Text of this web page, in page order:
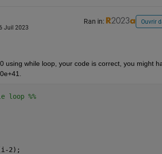
0.0000    0.0000    0.0000
0.0000    0.0000    0.0001
0.2530    0.4093    0.6623    1.0717
Juil 2023
Ran in: Ouvrir
using while loop, your code is correct, you might
loop %%
2);